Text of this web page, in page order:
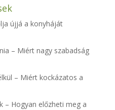
újjá a konyháját
– Miért nagy szabadság
– Miért kockázatos a
– Hogyan előzheti meg a